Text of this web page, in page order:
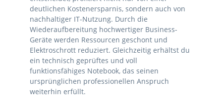
deutlichen Kostenersparnis, sondern auch von
nachhaltiger IT-Nutzung. Durch die
Wiederaufbereitung hochwertiger Business-
Geräte werden Ressourcen geschont und
Elektroschrott reduziert. Gleichzeitig erhältst du
ein technisch geprüftes und voll
funktionsfähiges Notebook, das seinen
ursprünglichen professionellen Anspruch
weiterhin erfüllt.